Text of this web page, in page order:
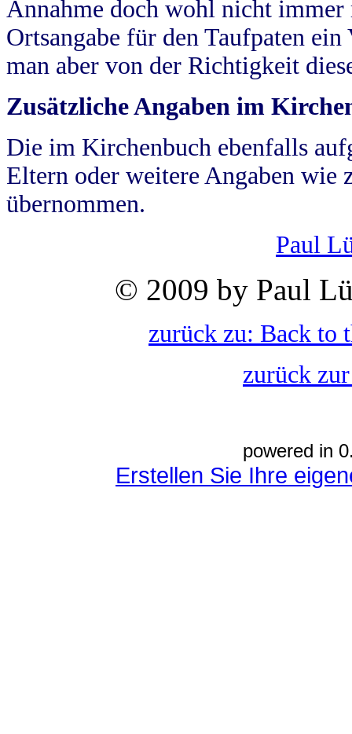
Annahme doch wohl nicht
Ortsangabe für den Taufpaten
man aber von der Richtigkeit
Zusätzliche Angaben im
Die im Kirchenbuch ebenfalls
Eltern oder weitere Angaben wie
übernommen.
Paul
© 2009 by Paul
zurück zu: Back to
zurück
powered in
Erstellen Sie Ihre